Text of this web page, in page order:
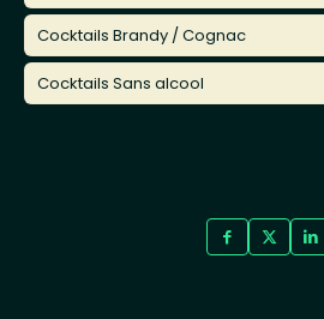
Cocktails Brandy / Cognac
Cocktails Sans alcool